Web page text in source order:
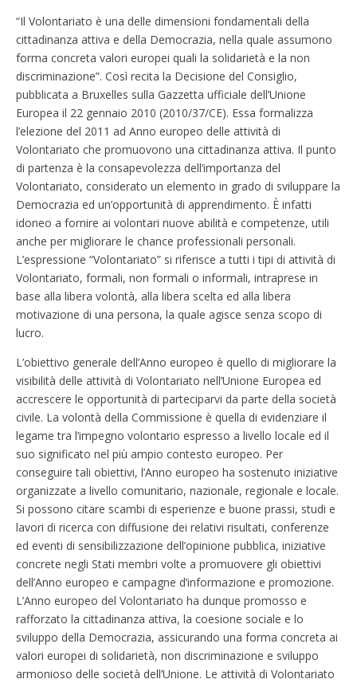
“Il Volontariato è una delle dimensioni fondamentali della
cittadinanza attiva e della Democrazia, nella quale assumono
forma concreta valori europei quali la solidarietà e la non
discriminazione”. Così recita la Decisione del Consiglio,
pubblicata a Bruxelles sulla Gazzetta ufficiale dell’Unione
Europea il 22 gennaio 2010 (2010/37/CE). Essa formalizza
l’elezione del 2011 ad Anno europeo delle attività di
Volontariato che promuovono una cittadinanza attiva. Il punto
di partenza è la consapevolezza dell’importanza del
Volontariato, considerato un elemento in grado di sviluppare la
Democrazia ed un’opportunità di apprendimento. È infatti
idoneo a fornire ai volontari nuove abilità e competenze, utili
anche per migliorare le chance professionali personali.
L’espressione “Volontariato” si riferisce a tutti i tipi di attività di
Volontariato, formali, non formali o informali, intraprese in
base alla libera volontà, alla libera scelta ed alla libera
motivazione di una persona, la quale agisce senza scopo di
lucro.
L’obiettivo generale dell’Anno europeo è quello di migliorare la
visibilità delle attività di Volontariato nell’Unione Europea ed
accrescere le opportunità di parteciparvi da parte della società
civile. La volontà della Commissione è quella di evidenziare il
legame tra l’impegno volontario espresso a livello locale ed il
suo significato nel più ampio contesto europeo. Per
conseguire tali obiettivi, l’Anno europeo ha sostenuto iniziative
organizzate a livello comunitario, nazionale, regionale e locale.
Si possono citare scambi di esperienze e buone prassi, studi e
lavori di ricerca con diffusione dei relativi risultati, conferenze
ed eventi di sensibilizzazione dell’opinione pubblica, iniziative
concrete negli Stati membri volte a promuovere gli obiettivi
dell’Anno europeo e campagne d’informazione e promozione.
L’Anno europeo del Volontariato ha dunque promosso e
rafforzato la cittadinanza attiva, la coesione sociale e lo
sviluppo della Democrazia, assicurando una forma concreta ai
valori europei di solidarietà, non discriminazione e sviluppo
armonioso delle società dell’Unione. Le attività di Volontariato